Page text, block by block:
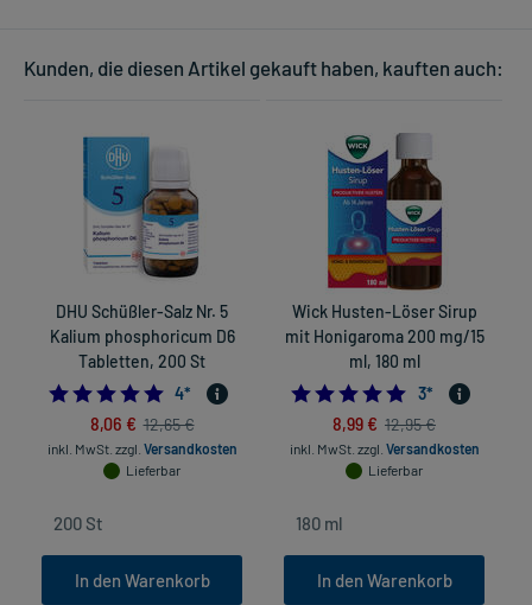
Kunden, die diesen Artikel gekauft haben, kauften auch:
DHU Schüßler-Salz Nr. 5
Kalium phosphoricum D6
Tabletten, 200 St
5.0
4*
8,06 € 12,65 €
inkl. MwSt. zzgl. Versandkosten
Lieferbar
In den Warenkorb
Wick Husten-Löser Sirup
mit Honigaroma 200 mg/15
ml, 180 ml
5.0
3*
8,99 € 12,95 €
inkl. MwSt. zzgl. Versandkosten
Lieferbar
In den Warenkorb